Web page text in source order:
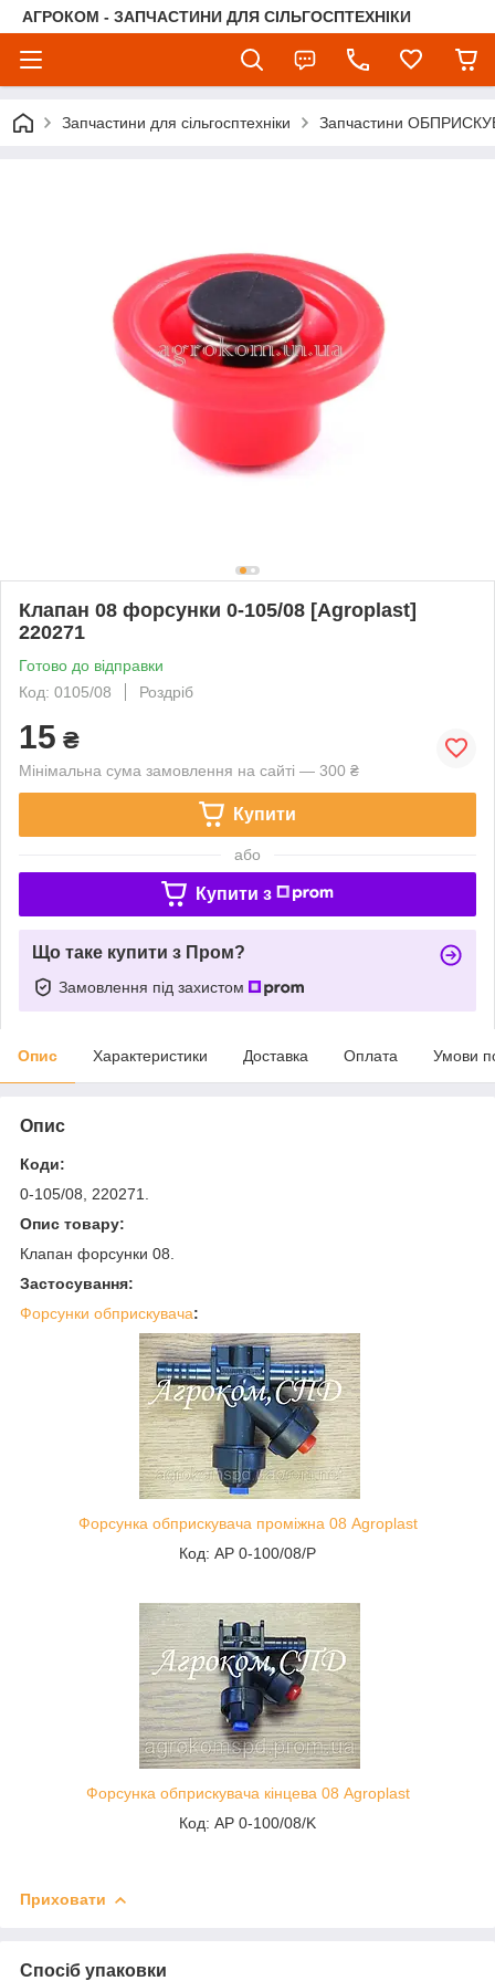
АГРОКОМ - ЗАПЧАСТИНИ ДЛЯ СІЛЬГОСПТЕХНІКИ
Запчастини для сільгосптехніки Запчастини
Клапан 08 форсунки 0-105/08 [Agroplast]
220271
Готово до відправки
Код: 0105/08
Роздріб
15 ₴
Мінімальна сума замовлення на сайті — 300 ₴
Купити
або
Купити з
Що таке купити з Пром?
Замовлення під захистом
Опис Характеристики Доставка Оплата Умови
Опис
Коди:
0-105/08, 220271.
Опис товару:
Клапан форсунки 08.
Застосування:
Форсунки обприскувача:
Форсунка обприскувача проміжна 08 Agroplast
Код: AP 0-100/08/P
Форсунка обприскувача кінцева 08 Agroplast
Код: AP 0-100/08/K
Приховати
Спосіб упаковки